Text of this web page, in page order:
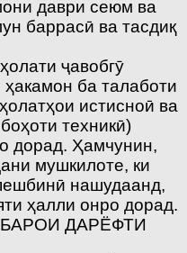
даври сеюм ва
баррасӣ ва тасдиқ
ҷавобгӯ
ба талаботи
истисноӣ ва
техникӣ)
дорад. Ҳамчунин,
мушкилоте, ки
нашудаанд,
ҳалли онро дорад.
ДАРЁФТИ